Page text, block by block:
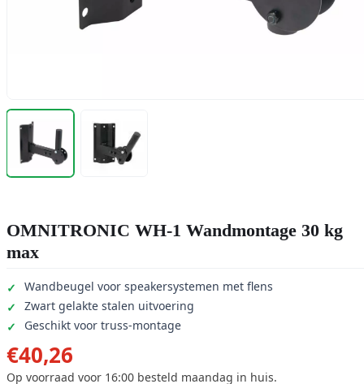
OMNITRONIC WH-1 Wandmontage 30 kg
max
Wandbeugel voor speakersystemen met flens
Zwart gelakte stalen uitvoering
Geschikt voor truss-montage
€40,26
Op voorraad voor 16:00 besteld maandag in huis.